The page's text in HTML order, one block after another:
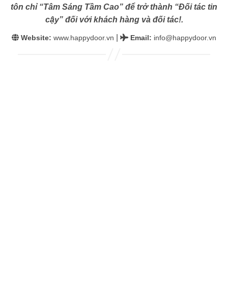
tôn chỉ “Tâm Sáng Tầm Cao” để trở thành “Đối tác tin
cậy” đối với khách hàng và đối tác!.
Website: www.happydoor.vn Email: info@happydoor.vn